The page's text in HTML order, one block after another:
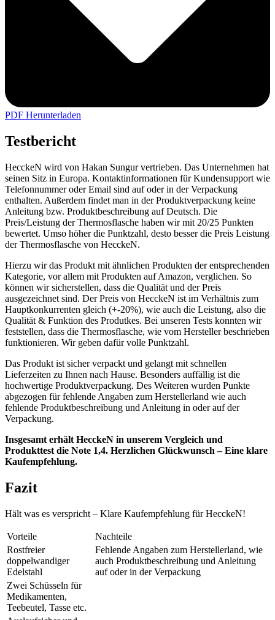
PDF Herunterladen
Testbericht
HecckeN wird von Hakan Sungur vertrieben. Das Unternehmen hat
seinen Sitz in Europa. Kontaktinformationen für Kundensupport wie
Telefonnummer oder Email sind auf oder in der Verpackung
enthalten. Außerdem findet man in der Produktverpackung keine
Anleitung bzw. Produktbeschreibung auf Deutsch. Die
Preis/Leistung der Thermosflasche haben wir mit 20/25 Punkten
bewertet. Umso höher die Punktzahl, desto besser die Preis Leistung
der Thermosflasche von HecckeN.
Hierzu wir das Produkt mit ähnlichen Produkten der entsprechenden
Kategorie, vor allem mit Produkten auf Amazon, verglichen. So
können wir sicherstellen, dass die Qualität und der Preis
ausgezeichnet sind. Der Preis von HecckeN ist im Verhältnis zum
Hauptkonkurrenten gleich (+-20%), wie auch die Leistung, also die
Qualität & Funktion des Produtkes. Bei unseren Tests konnten wir
feststellen, dass die Thermosflasche, wie vom Hersteller beschrieben
funktionieren. Wir geben dafür volle Punktzahl.
Das Produkt ist sicher verpackt und gelangt mit schnellen
Lieferzeiten zu Ihnen nach Hause. Besonders auffällig ist die
hochwertige Produktverpackung. Des Weiteren wurden Punkte
abgezogen für fehlende Angaben zum Herstellerland wie auch
fehlende Produktbeschreibung und Anleitung in oder auf der
Verpackung.
Insgesamt erhält HecckeN in unserem Vergleich und
Produkttest die Note 1,4. Herzlichen Glückwunsch – Eine klare
Kaufempfehlung.
Fazit
Hält was es verspricht – Klare Kaufempfehlung für HecckeN!
Vorteile
Nachteile
Rostfreier
doppelwandiger
Edelstahl
Fehlende Angaben zum Herstellerland, wie
auch Produktbeschreibung und Anleitung
auf oder in der Verpackung
Zwei Schüsseln für
Medikamenten,
Teebeutel, Tasse etc.